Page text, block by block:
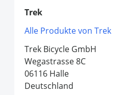
Trek
Alle Produkte von Trek
Trek Bicycle GmbH
Wegastrasse 8C
06116 Halle
Deutschland